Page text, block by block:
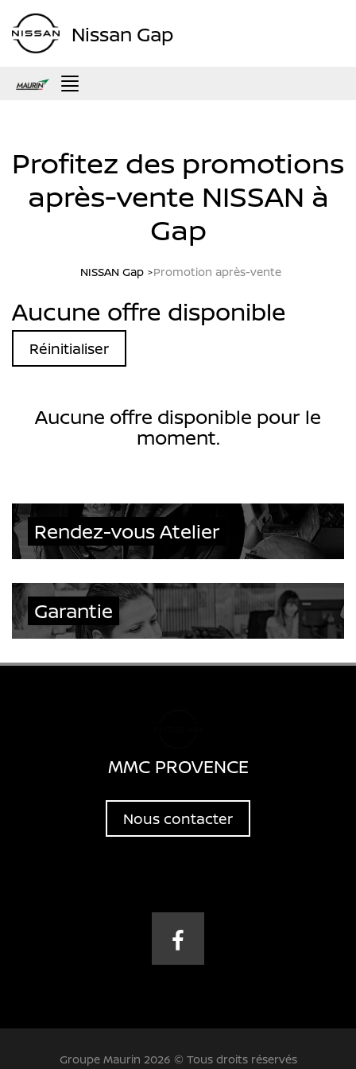
Nissan Gap
Menu
Profitez des promotions
après-vente NISSAN à
Gap
NISSAN Gap Promotion après-vente
Aucune offre disponible
Réinitialiser
Aucune offre disponible pour le
moment.
Rendez-vous Atelier
Garantie
MMC PROVENCE
Nous contacter
Groupe Maurin 2026 © Tous droits réservés